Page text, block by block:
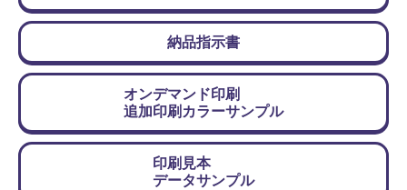
納品指示書
オンデマンド印刷
追加印刷カラーサンプル
印刷見本
データサンプル